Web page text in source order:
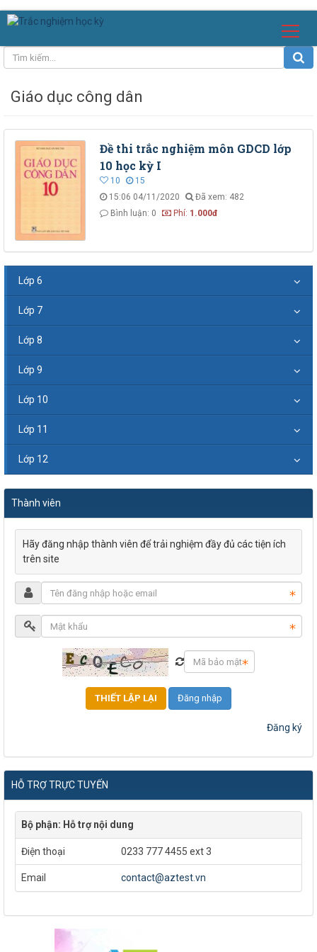
Giáo dục công dân
Đề thi trắc nghiệm môn GDCD lớp
10 học kỳ I
10
15
15:06 04/11/2020
Đã xem: 482
Bình luận: 0
Phí: 1.000đ
Lớp 6
Lớp 7
Lớp 8
Lớp 9
Lớp 10
Lớp 11
Lớp 12
Thành viên
Hãy đăng nhập thành viên để trải nghiệm đầy đủ các tiện ích
trên site
Đăng nhập
Đăng ký
HỖ TRỢ TRỰC TUYẾN
Bộ phận: Hỗ trợ nội dung
Điện thoại 0233 777 4455 ext 3
Email contact@aztest.vn